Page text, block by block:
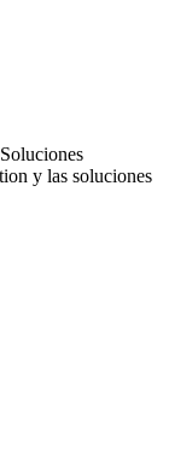
y las soluciones